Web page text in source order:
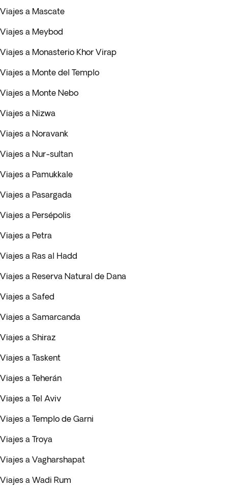
Viajes a Mascate
Viajes a Meybod
Viajes a Monasterio Khor Virap
Viajes a Monte del Templo
Viajes a Monte Nebo
Viajes a Nizwa
Viajes a Noravank
Viajes a Nur-sultan
Viajes a Pamukkale
Viajes a Pasargada
Viajes a Persépolis
Viajes a Petra
Viajes a Ras al Hadd
Viajes a Reserva Natural de Dana
Viajes a Safed
Viajes a Samarcanda
Viajes a Shiraz
Viajes a Taskent
Viajes a Teherán
Viajes a Tel Aviv
Viajes a Templo de Garni
Viajes a Troya
Viajes a Vagharshapat
Viajes a Wadi Rum